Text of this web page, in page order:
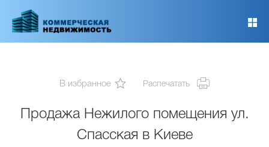
основному
В избранное Распечатать
Продажа Нежилого помещения ул.
Спасская в Киеве